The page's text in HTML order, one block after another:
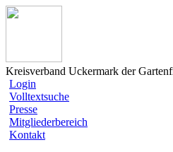
Kreisverband Uckermark der
Login
Volltextsuche
Presse
Mitgliederbereich
Kontakt